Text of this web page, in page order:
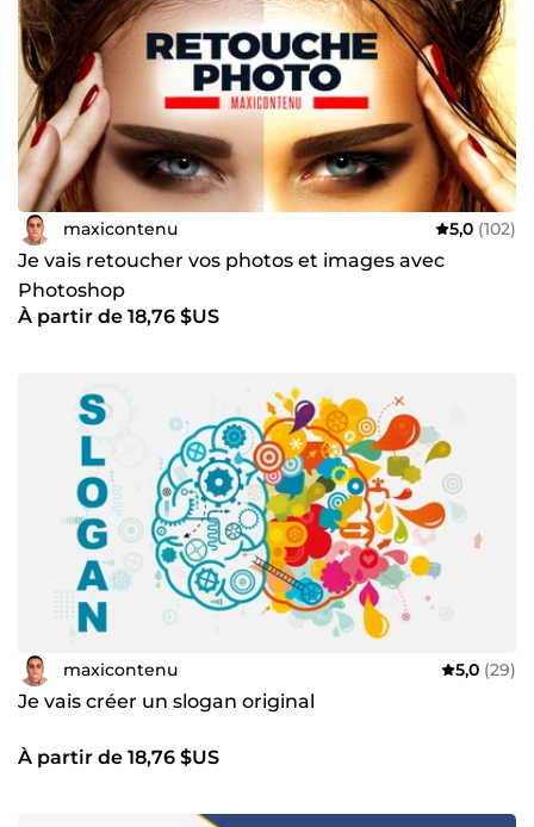
maxicontenu 5,0 (102)
Je vais retoucher vos photos et images avec
Photoshop
À partir de 18,76 $US
maxicontenu 5,0 (29)
Je vais créer un slogan original
À partir de 18,76 $US